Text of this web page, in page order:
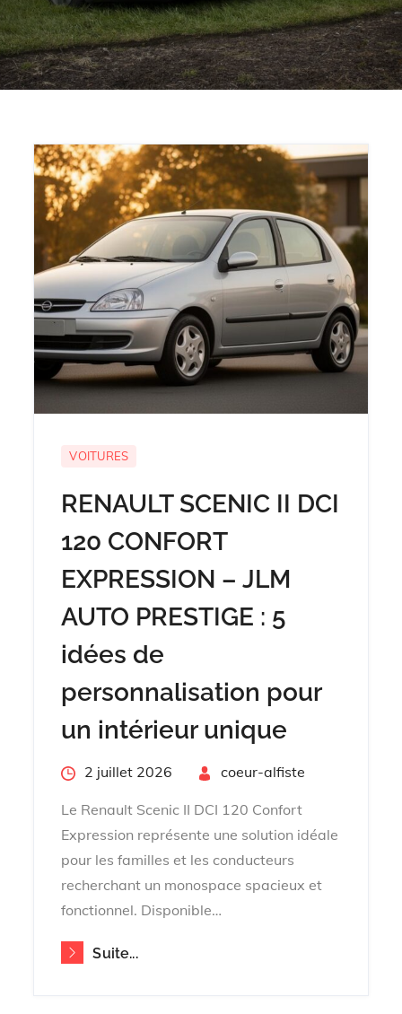
VOITURES
RENAULT SCENIC II DCI
120 CONFORT
EXPRESSION – JLM
AUTO PRESTIGE : 5
idées de
personnalisation pour
un intérieur unique
Posted2 juillet 2026 coeur-alfiste
Le Renault Scenic II DCI 120 Confort
Expression représente une solution idéale
pour les familles et les conducteurs
recherchant un monospace spacieux et
fonctionnel. Disponible…
Suite...